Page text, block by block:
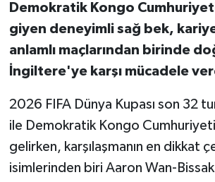
Demokratik Kongo
giyen deneyimli sağ bek,
anlamlı maçlarından birinde
İngiltere'ye karşı mücadele
2026 FIFA Dünya Kupası son 32
ile Demokratik Kongo Cumhuriyeti
gelirken, karşılaşmanın en dikkat
isimlerinden biri Aaron Wan-